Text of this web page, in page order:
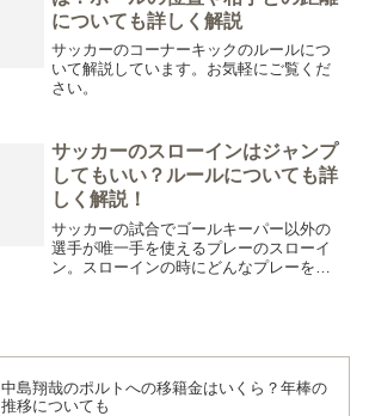
県で初めてJリーグに参入した「FC琉
球」の年度別チーム内得点王について調
べてみました。参考にしてみてください
ね。
についても詳しく解説
サッカーのコーナーキックのルールにつ
いて解説しています。お気軽にご覧くだ
さい。
サッカーのスローインはジャンプ
してもいい？ルールについても詳
しく解説！
サッカーの試合でゴールキーパー以外の
選手が唯一手を使えるプレーのスローイ
ン。スローインの時にどんなプレーをし
中島翔哉のポルトへの移籍金はいくら？年棒の
推移についても